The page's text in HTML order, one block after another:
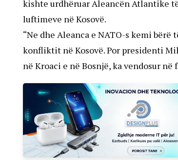
kishte urdhëruar Aleancën Atlantike
luftimeve në Kosovë.
“Ne dhe Aleanca e NATO-s kemi
konfliktit në Kosovë. Por presidenti
në Kroaci e në Bosnjë, ka vendosur